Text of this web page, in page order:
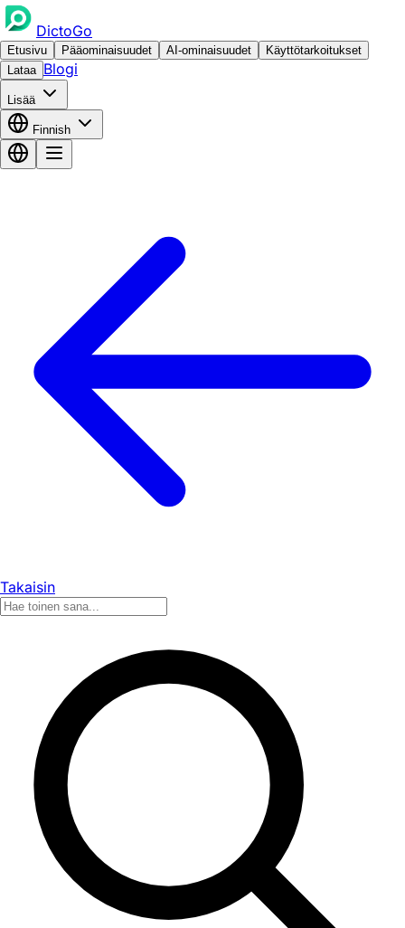
DictoGo
Etusivu Pääominaisuudet AI-ominaisuudet
Käyttötarkoitukset
Lataa Blogi
Lisää
Finnish
Takaisin